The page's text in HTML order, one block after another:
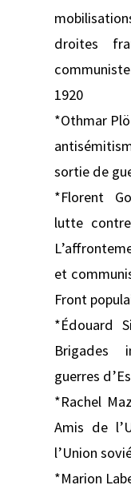
droites
1920
*Othmar
sortie de
*Florent
lutte
et
Front
*Édouard
Brigades
guerres
*Rachel
Amis de
l’Union
*Marion